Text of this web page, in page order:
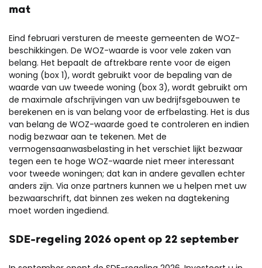
mat
Eind februari versturen de meeste gemeenten de WOZ-
beschikkingen. De WOZ-waarde is voor vele zaken van
belang. Het bepaalt de aftrekbare rente voor de eigen
woning (box 1), wordt gebruikt voor de bepaling van de
waarde van uw tweede woning (box 3), wordt gebruikt om
de maximale afschrijvingen van uw bedrijfsgebouwen te
berekenen en is van belang voor de erfbelasting. Het is dus
van belang de WOZ-waarde goed te controleren en indien
nodig bezwaar aan te tekenen. Met de
vermogensaanwasbelasting in het verschiet lijkt bezwaar
tegen een te hoge WOZ-waarde niet meer interessant
voor tweede woningen; dat kan in andere gevallen echter
anders zijn. Via onze partners kunnen we u helpen met uw
bezwaarschrift, dat binnen zes weken na dagtekening
moet worden ingediend.
SDE-regeling 2026 opent op 22 september